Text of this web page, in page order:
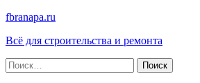
fbranapa.ru
Всё для строительства и ремонта
Найти: